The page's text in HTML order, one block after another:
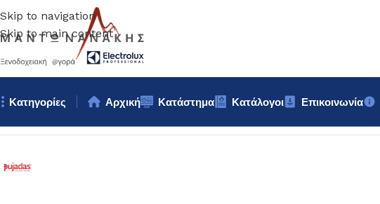
Skip to navigation
Skip to main content
Κατηγορίες Αρχική Κατάστημα Κατάλογοι Επικοινωνία